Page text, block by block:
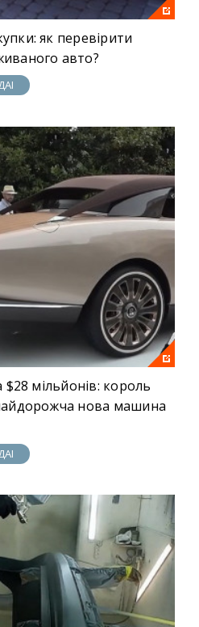
як перевірити
авто?
мільйонів: король
нова машина